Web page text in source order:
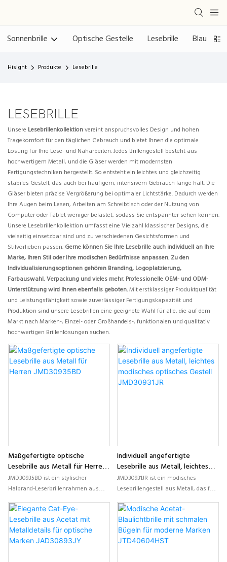
Sonnenbrille Optische Gestelle Lesebrille
Hisight Produkte Lesebrille
LESEBRILLE
Unsere Lesebrillenkollektionvereint anspruchsvolles Design und hohen
Tragekomfort für den täglichen Gebrauch und bietet Ihnen die optimale
Lösung für Ihre Lese- und Naharbeiten. Jedes Brillengestell besteht aus
hochwertigem Metall, und die Gläser werden mit modernsten
Fertigungstechniken hergestellt. So entsteht ein leichtes und gleichzeitig
stabiles Gestell, das auch bei häufigem, intensivem Gebrauch lange hält. Die
Gläser bieten präzise Vergrößerung bei optimaler Lichtstärke. Dadurch werden
Ihre Augen beim Lesen, Arbeiten am Schreibtisch oder der Nutzung von
Computer oder Tablet weniger belastet, sodass Sie entspannter sehen können.
Unsere Lesebrillenkollektion umfasst eine Vielzahl klassischer Designs, die
vielseitig einsetzbar sind und zu verschiedenen Gesichtsformen und
Stilvorlieben passen. Gerne können Sie Ihre Lesebrille auch individuell an Ihre
Marke, Ihren Stil oder Ihre modischen Bedürfnisse anpassen. Zu den
Individualisierungsoptionen gehören Branding, Logoplatzierung,
Farbauswahl, Verpackung und vieles mehr. Professionelle OEM- und ODM-
Unterstützung wird Ihnen ebenfalls geboten.Mit erstklassiger Produktqualität
und Leistungsfähigkeit sowie zuverlässiger Fertigungskapazität und
Produktion sind unsere Lesebrillen eine geeignete Wahl für alle, die auf dem
Markt nach Marken-, Einzel- oder Großhandels-, funktionalen und qualitativ
hochwertigen Brillenlösungen suchen.
Maßgefertigte optische
Lesebrille aus Metall für Herren
JMD30935BD
JMD30935BD ist ein stylischer
Halbrand-Leserbrillenrahmen aus
Konstruktion und individuell
anpassbaren Farboptionen für
hochwertige optische
Eigenmarkenkollektionen.
Individuell angefertigte
Lesebrille aus Metall, leichtes
modisches optisches Gestell
JMD30931JR
JMD30931JR ist ein modisches
Lesebrillengestell aus Metall, das für
und sich durch eine leichte runde
Form, elegante Farbausführungen
und anpassbare Details für optische
Eigenmarkenkollektionen